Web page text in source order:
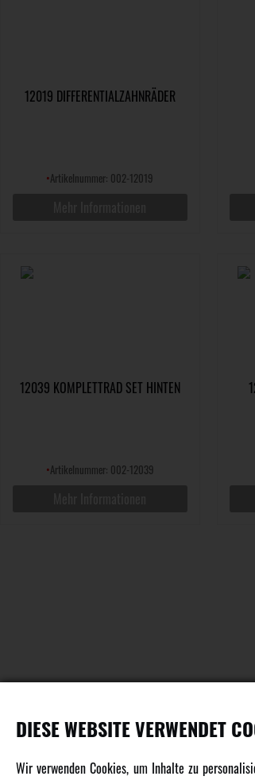
12019 DIFFERENTIALZAHNRÄDER
•Artikelnummer: 002-12019
12039 KOMPLETTRAD SET HINTEN
•Artikelnummer: 002-12039
DIESE WEBSITE VERWENDET
Wir verwenden Cookies, um Inhalte zu